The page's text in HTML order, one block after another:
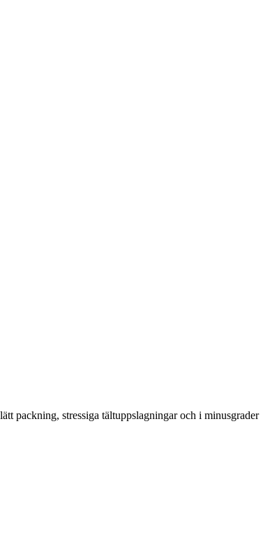
packning, stressiga tältuppslagningar och i minusgrader